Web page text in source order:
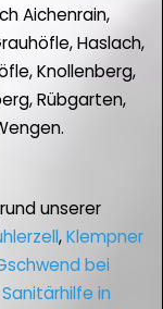
Aichenrain,
Haslach,
Knollenberg,
Rübgarten,
unserer
,Klempner
bei
Sanitärhilfe in